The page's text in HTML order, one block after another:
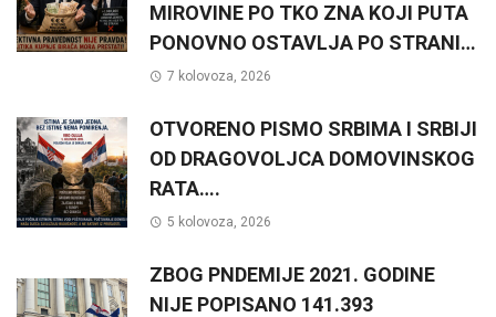
MIROVINE PO TKO ZNA KOJI PUTA
PONOVNO OSTAVLJA PO STRANI…
7 kolovoza, 2026
OTVORENO PISMO SRBIMA I SRBIJI
OD DRAGOVOLJCA DOMOVINSKOG
RATA….
5 kolovoza, 2026
ZBOG PNDEMIJE 2021. GODINE
NIJE POPISANO 141.393